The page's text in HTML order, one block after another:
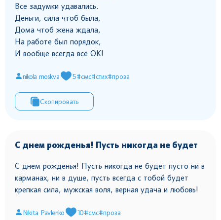
Все задумки удавались.
Деньги, сила чтоб была,
Дома чтоб жена ждала,
На работе был порядок,
И вообще всегда всё ОК!
nikola moskva 5#смс#стих#проза
Скопировать
С днем рожденья! Пусть никогда не будет
С днем рожденья! Пусть никогда не будет пусто ни в
карманах, ни в душе, пусть всегда с тобой будет
крепкая сила, мужская воля, верная удача и любовь!
Nikita Pavlenko 10#смс#проза